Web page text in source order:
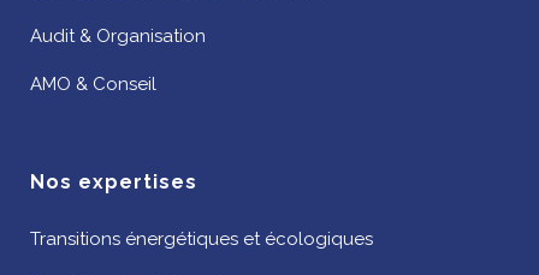
Audit & Organisation
AMO & Conseil
Nos expertises
Transitions énergétiques et écologiques